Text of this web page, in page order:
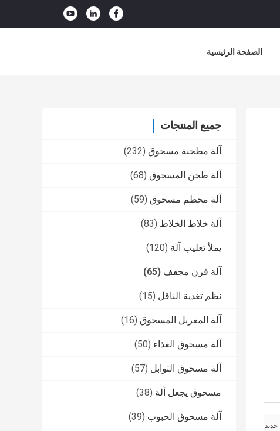
الصفحة الرئيسية
جميع المنتجات
آلة مطحنة مسحوق (232)
آلة طحن المسحوق (68)
آلة محطم مسحوق (59)
آلة خلاط الخلاط (83)
يملأ تعليب آلة (120)
آلة فرن مجفف (65)
نظم تغذية الناقل (15)
آلة المغربل المسحوق (16)
آلة مسحوق الغذاء (50)
آلة مسحوق التوابل (57)
مسحوق يجعل آلة (38)
آلة مسحوق الحبوب (39)
جديد